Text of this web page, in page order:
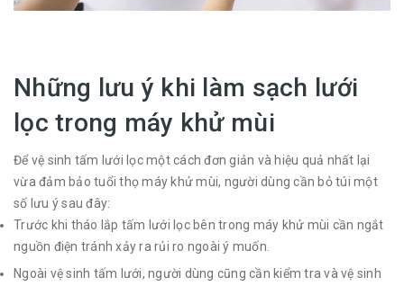
Những lưu ý khi làm sạch lưới
lọc trong máy khử mùi
Để vệ sinh tấm lưới lọc một cách đơn giản và hiệu quả nhất lại
vừa đảm bảo tuổi thọ máy khử mùi, người dùng cần bỏ túi một
số lưu ý sau đây:
Trước khi tháo lắp tấm lưới lọc bên trong máy khử mùi cần ngắt
nguồn điện tránh xảy ra rủi ro ngoài ý muốn.
Ngoài vệ sinh tấm lưới, người dùng cũng cần kiểm tra và vệ sinh